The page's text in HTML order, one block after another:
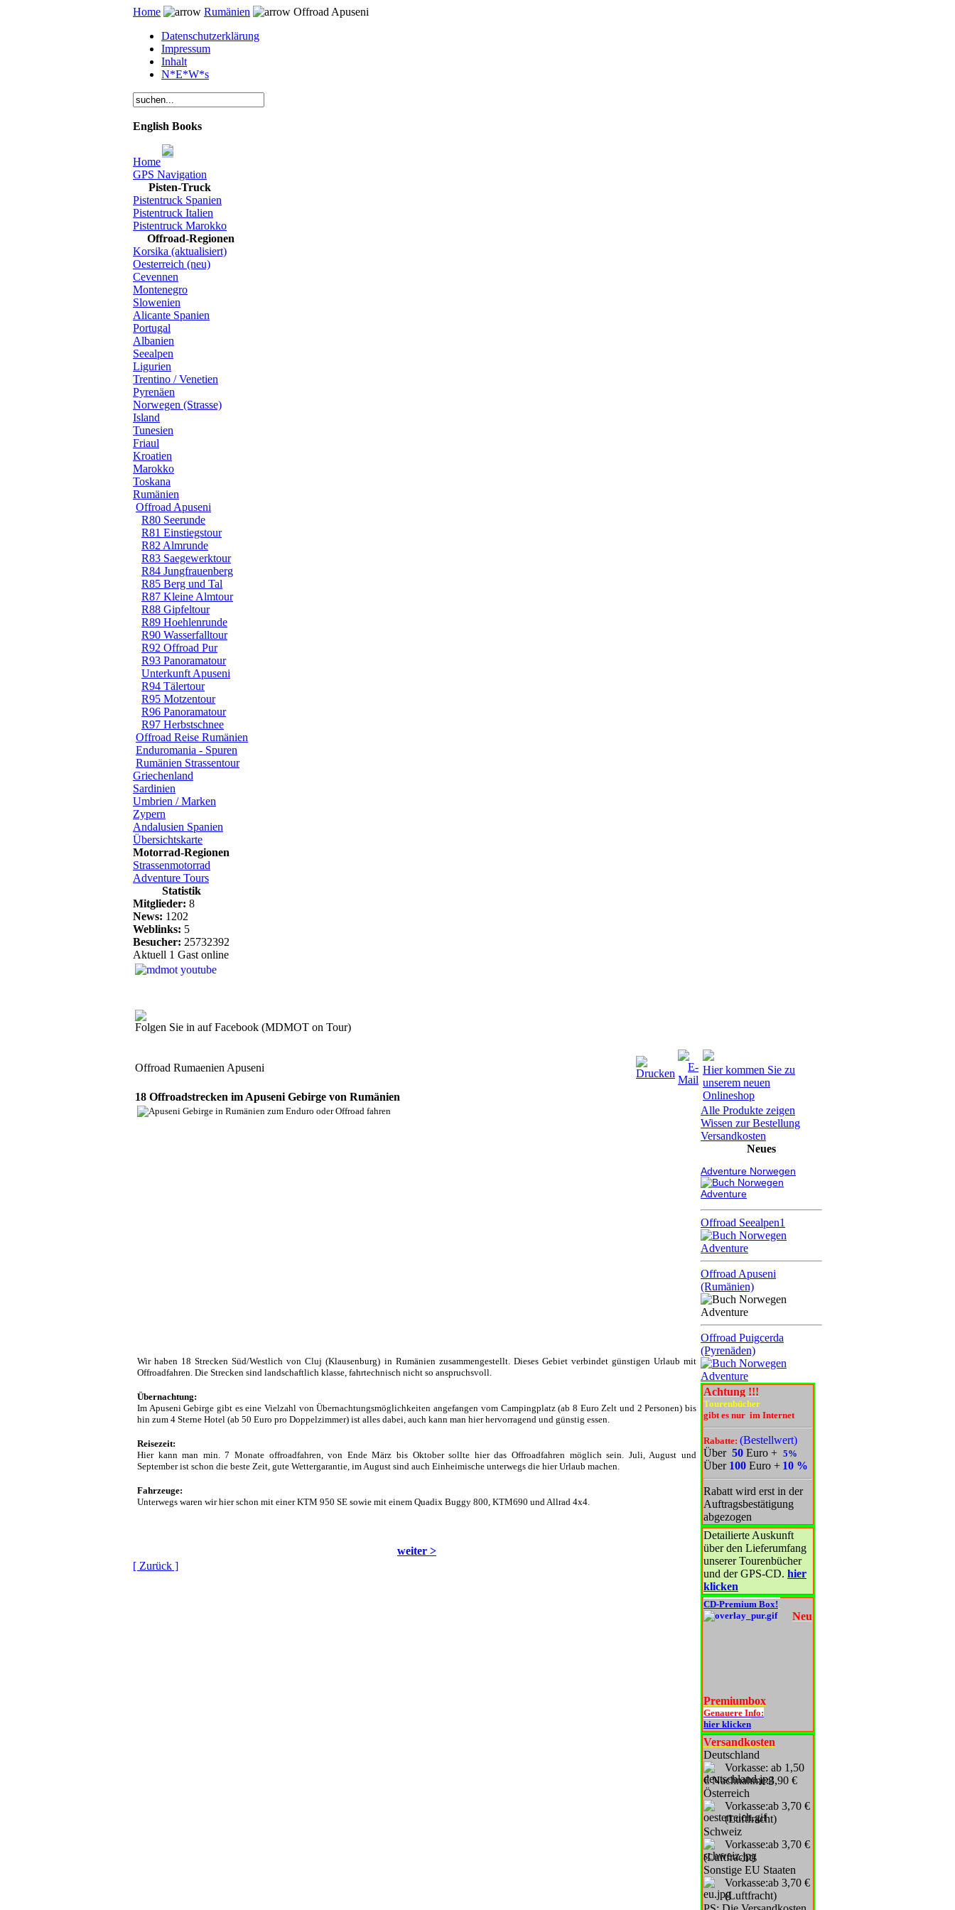
Home Rumänien
Offroad Apuseni
Datenschutzerklärung
Impressum
Inhalt
N*E*W*s
English Books
Home
GPS Navigation
Pisten-Truck
Pistentruck Spanien
Pistentruck Italien
Pistentruck Marokko
Offroad-Regionen
Korsika (aktualisiert)
Oesterreich (neu)
Cevennen
Montenegro
Slowenien
Alicante Spanien
Portugal
Albanien
Seealpen
Ligurien
Trentino / Venetien
Pyrenäen
Norwegen (Strasse)
Island
Tunesien
Friaul
Kroatien
Marokko
Toskana
Rumänien
Offroad Apuseni
R80 Seerunde
R81 Einstiegstour
R82 Almrunde
R83 Saegewerktour
R84 Jungfrauenberg
R85 Berg und Tal
R87 Kleine Almtour
R88 Gipfeltour
R89 Hoehlenrunde
R90 Wasserfalltour
R92 Offroad Pur
R93 Panoramatour
Unterkunft Apuseni
R94 Tälertour
R95 Motzentour
R96 Panoramatour
R97 Herbstschnee
Offroad Reise Rumänien
Enduromania - Spuren
Rumänien Strassentour
Griechenland
Sardinien
Umbrien / Marken
Zypern
Andalusien Spanien
Übersichtskarte
Motorrad-Regionen
Strassenmotorrad
Adventure Tours
Statistik
Mitglieder: 8
News: 1202
Weblinks: 5
Besucher: 25732392
Aktuell 1 Gast online
Folgen Sie in auf Facebook (MDMOT on Tour)
Offroad Rumaenien Apuseni
18 Offroadstrecken im Apuseni Gebirge von Rumänien
Wir haben 18 Strecken Süd/Westlich von Cluj (Klausenburg) in Rumänien zusammengestellt. Dieses Gebiet verbindet günstigen Urlaub mit
Offroadfahren. Die Strecken sind landschaftlich klasse, fahrtechnisch nicht so anspruchsvoll.
Übernachtung:
Im Apuseni Gebirge gibt es eine Vielzahl von Übernachtungsmöglichkeiten angefangen vom Campingplatz (ab 8 Euro Zelt und 2 Personen) bis
hin zum 4 Sterne Hotel (ab 50 Euro pro Doppelzimmer) ist alles dabei, auch kann man hier hervorragend und günstig essen.
Reisezeit:
Hier kann man min. 7 Monate offroadfahren, von Ende März bis Oktober sollte hier das Offroadfahren möglich sein. Juli, August und
September ist schon die beste Zeit, gute Wettergarantie, im August sind auch Einheimische unterwegs die hier Urlaub machen.
Fahrzeuge:
Unterwegs waren wir hier schon mit einer KTM 950 SE sowie mit einem Quadix Buggy 800, KTM690 und Allrad 4x4.
weiter >
[ Zurück ]
Hier kommen Sie zu
unserem neuen
Onlineshop
Alle Produkte zeigen
Wissen zur Bestellung
Versandkosten
Neues
Adventure Norwegen
Offroad Seealpen1
Offroad Apuseni
(Rumänien)
Offroad Puigcerda
(Pyrenäden)
Achtung !!!
Tourenbücher
gibt es nur im Internet
Rabatte: (Bestellwert)
Über 50 Euro + 5%
Über 100 Euro + 10 %
Rabatt wird erst in der
Auftragsbestätigung
abgezogen
Detailierte Auskunft
über den Lieferumfang
unserer Tourenbücher
und der GPS-CD. hier
klicken
CD-Premium Box!
Neu
Premiumbox
Genauere Info:
hier klicken
Versandkosten
Deutschland
Vorkasse: ab 1,50
€ Nachnahme:3,90 €
Österreich
Vorkasse:ab 3,70 €
(Luftfracht)
Schweiz
Vorkasse:ab 3,70 €
(Luftfracht)
Sonstige EU Staaten
Vorkasse:ab 3,70 €
(Luftfracht)